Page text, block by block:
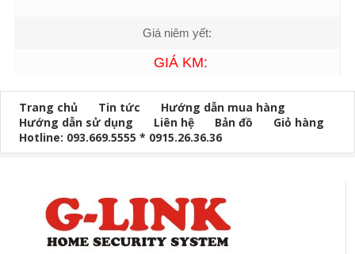
Giá niêm yết:
GIÁ KM:
Trang chủ Tin tức
Hướng dẫn mua hàng
Hướng dẫn sử dụng
Liên hệ Bản đồ
Giỏ hàng
Hotline: 093.669.5555 * 0915.26.36.36